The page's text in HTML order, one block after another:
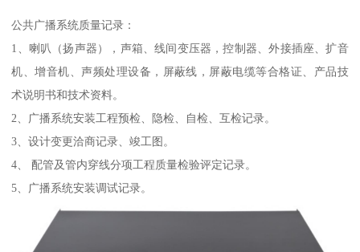
公共广播系统质量记录：
1、喇叭（扬声器），声箱、线间变压器，控制器、外接插座、扩音
机、增音机、声频处理设备，屏蔽线，屏蔽电缆等合格证、产品技
术说明书和技术资料。
2、广播系统安装工程预检、隐检、自检、互检记录。
3、设计变更洽商记录、竣工图。
4、 配管及管内穿线分项工程质量检验评定记录。
5、广播系统安装调试记录。